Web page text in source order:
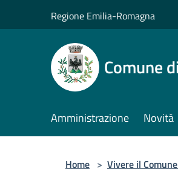
Regione Emilia-Romagna
Comune
Amministrazione Novità
Home > Vivere il Comune